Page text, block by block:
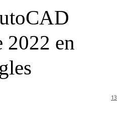
2022 en
13